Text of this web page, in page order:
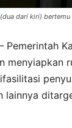
dari kiri)
Pemerintah
menyiapkan
lainnya